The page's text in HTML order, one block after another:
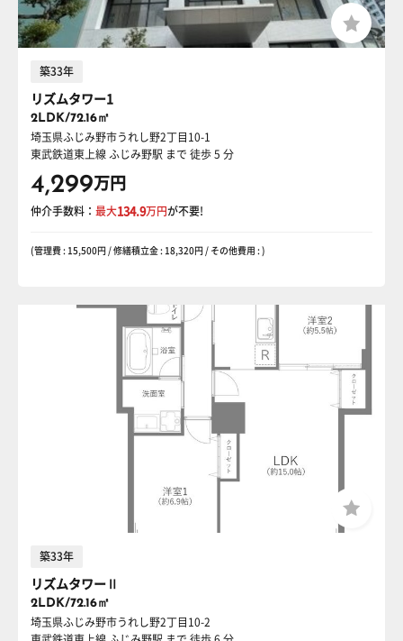
築33年
リズムタワー1
2LDK/72.16㎡
埼玉県ふじみ野市うれし野2丁目10-1
東武鉄道東上線 ふじみ野駅 まで 徒歩 5 分
4,299万円
仲介手数料： 最大134.9万円が不要!
(管理費 : 15,500円 / 修繕積立金 : 18,320円 / その他費用 : )
築33年
リズムタワーⅡ
2LDK/72.16㎡
埼玉県ふじみ野市うれし野2丁目10-2